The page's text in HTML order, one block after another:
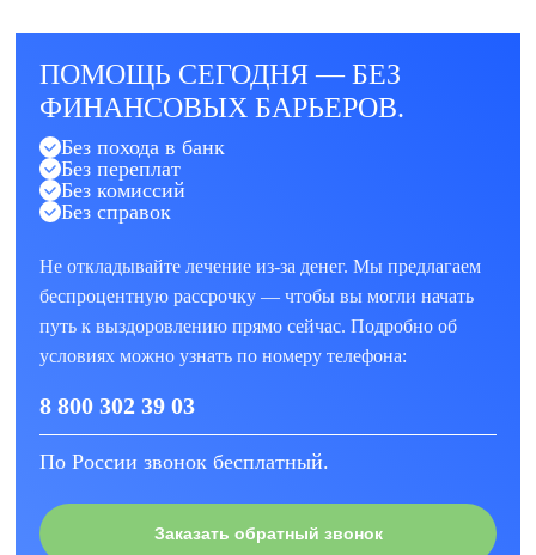
ПОМОЩЬ СЕГОДНЯ — БЕЗ
ФИНАНСОВЫХ БАРЬЕРОВ.
Без похода в банк
Без переплат
Без комиссий
Без справок
Не откладывайте лечение из-за денег. Мы предлагаем
беспроцентную рассрочку — чтобы вы могли начать
путь к выздоровлению прямо сейчас. Подробно об
условиях можно узнать по номеру телефона:
8 800 302 39 03
По России звонок бесплатный.
Заказать обратный звонок